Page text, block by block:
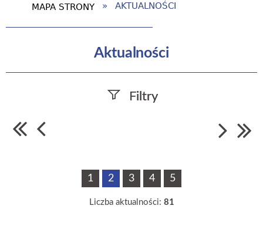
MAPA STRONY AKTUALNOŚCI
Aktualności
Filtry
Data publikacji
—
1 2 3 4 5
Liczba aktualności: 81